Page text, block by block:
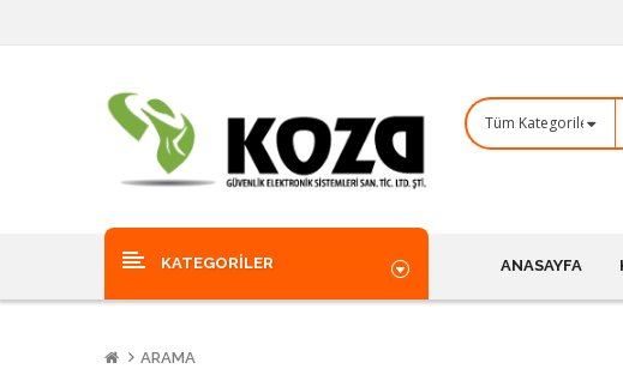
KATEGORILER ANASAYFA
ARAMA